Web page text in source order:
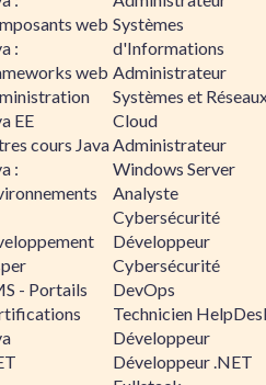
web
:
web
EE
cours Java
:
- Portails
Systèmes
d'Informations
Administrateur
Systèmes et
Cloud
Administrateur
Windows Server
Analyste
Cybersécurité
Développeur
Cybersécurité
DevOps
Technicien
Développeur
Développeur .NET